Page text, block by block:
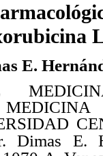
E.
Dimas E.